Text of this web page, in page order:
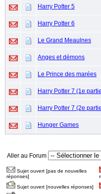
Harry Potter 5
Harry Potter 6
Le Grand Meaulnes
Anges et démons
Le Prince des marées
Harry Potter 7 (1e
Harry Potter 7 (2e
Hunger Games
Aller au Forum
Sujet ouvert [pas de nouvelles
réponses]
Sujet ouvert [nouvelles réponses]